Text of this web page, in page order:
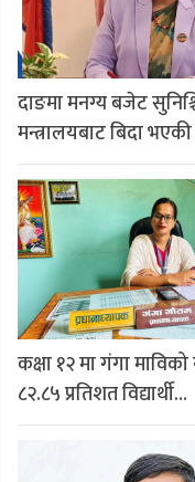
दाङमा मनग्य बजेट
मन्त्रालयबाट बिदा
कक्षा १२ मा गंगा
८२.८५ प्रतिशत विद्यार्थी…